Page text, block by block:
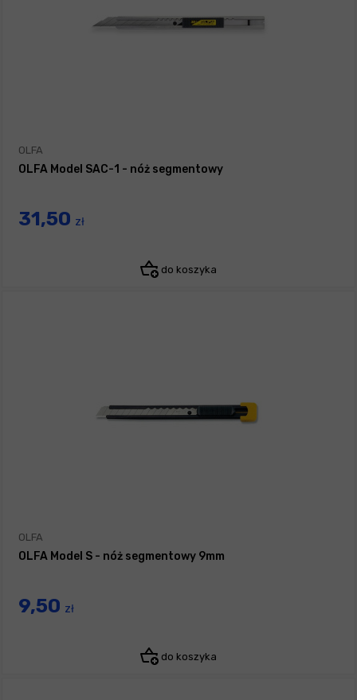
OLFA
OLFA Model SAC-1 - nóż segmentowy
31,50 zł
do koszyka
OLFA
OLFA Model S - nóż segmentowy 9mm
9,50 zł
do koszyka